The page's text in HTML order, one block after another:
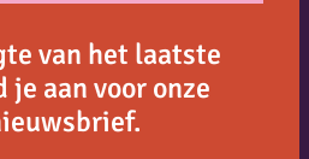
van het laatste
je aan voor onze